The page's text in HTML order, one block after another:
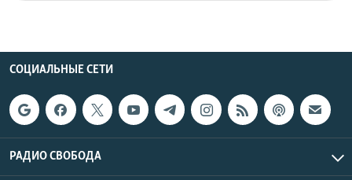
СОЦИАЛЬНЫЕ СЕТИ
РАДИО СВОБОДА